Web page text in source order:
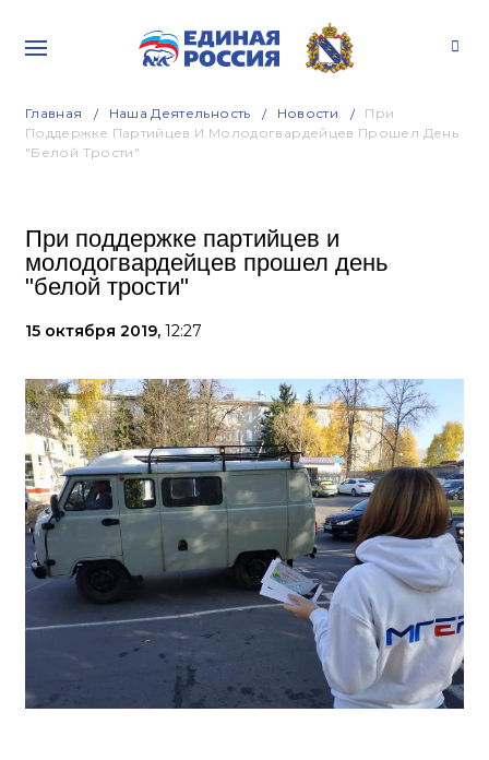
Главная Наша Деятельность Новости
При
Поддержке Партийцев И Молодогвардейцев Прошел День
"белой Трости"
При поддержке партийцев и
молодогвардейцев прошел день
"белой трости"
15 октября 2019, 12:27